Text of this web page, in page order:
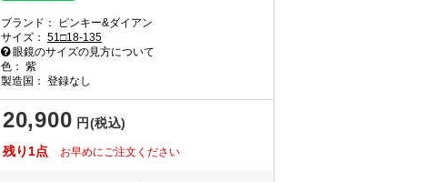
ブランド：
ピンキー&ダイアン
サイズ： 51□18-135
眼鏡のサイズの見方について
色： 紫
製造国： 登録なし
20,900 円(税込)
残り1点
お早めにご注文ください